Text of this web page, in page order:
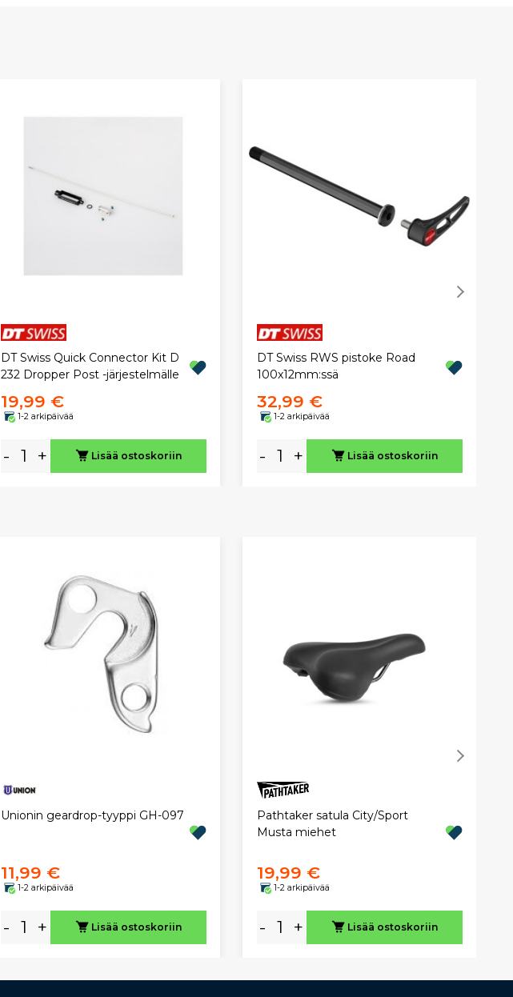
DT Swiss Quick Connector Kit D
232 Dropper Post -järjestelmälle
19,99 €
1-2 arkipäivää
- + Lisää ostoskoriin
DT Swiss RWS pistoke Road
100x12mm:ssä
32,99 €
1-2 arkipäivää
- + Lisää ostoskoriin
Unionin geardrop-tyyppi GH-097
11,99 €
1-2 arkipäivää
- + Lisää ostoskoriin
Pathtaker satula City/Sport
Musta miehet
19,99 €
1-2 arkipäivää
- + Lisää ostoskoriin